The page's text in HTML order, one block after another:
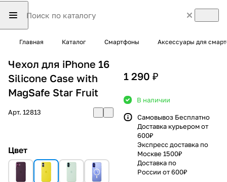
Главная Каталог Смартфоны Аксессуары для
Чехол для iPhone 16
Silicone Case with
MagSafe Star Fruit
Арт. 12813
Цвет
1 290 ₽
В наличии
Самовывоз Бесплатно
Доставка курьером от
600₽
Экспресс доставка по
Москве 1500₽
Доставка по
России от 600₽